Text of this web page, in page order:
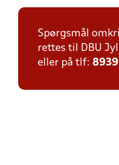
Spørgsmål
rettes til DBU
eller på tlf: